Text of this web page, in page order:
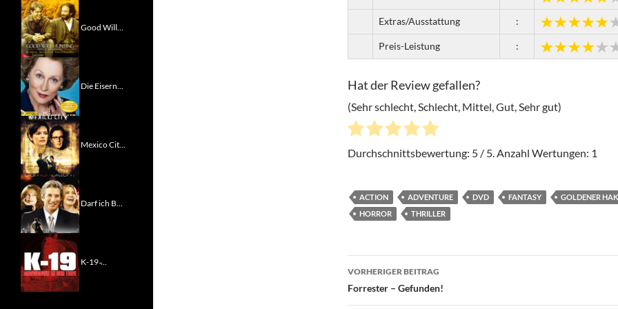
Extras/Ausstattung :
Preis-Leistung :
Hat der Review gefallen?
(Sehr schlecht, Schlecht, Mittel, Gut, Sehr gut)
Durchschnittsbewertung: 5 / 5. Anzahl Wertungen: 1
ACTION ADVENTURE DVD FANTASY
GOLDENER
HORROR
THRILLER
Beitragsnavigation
VORHERIGER BEITRAG
Forrester – Gefunden!
Good Will...
Die Eisern...
Mexico Cit...
Darf ich B...
K-19 ̵...